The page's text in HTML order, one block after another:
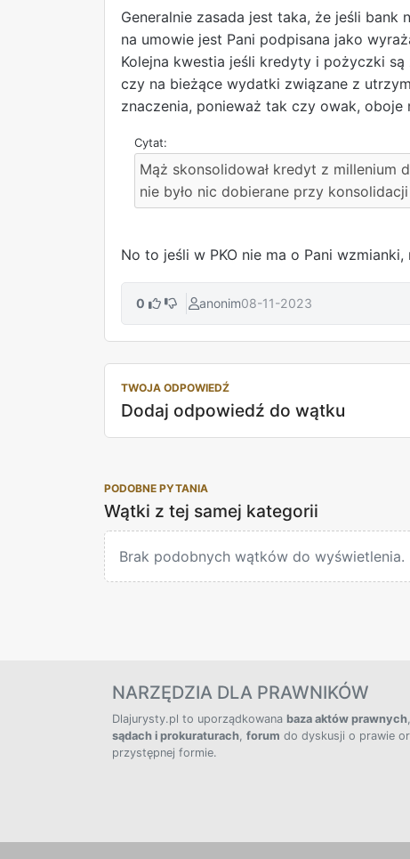
Generalnie zasada jest taka, że jeśli bank
na umowie jest Pani podpisana jako
Kolejna kwestia jeśli kredyty i pożyczki
czy na bieżące wydatki związane z
znaczenia, ponieważ tak czy owak, oboje
Mąż skonsolidował kredyt z millenium
nie było nic dobierane przy konsolidacji
No to jeśli w PKO nie ma o Pani
0 anonim08-11-2023
TWOJA ODPOWIEDŹ
Dodaj odpowiedź do wątku
PODOBNE PYTANIA
Wątki z tej samej kategorii
Brak podobnych wątków do wyświetlenia.
NARZĘDZIA DLA PRAWNIKÓW
Dlajurysty.pl to uporządkowana baza aktów prawnych
sądach i prokuraturach, forum do dyskusji o prawie
przystępnej formie.